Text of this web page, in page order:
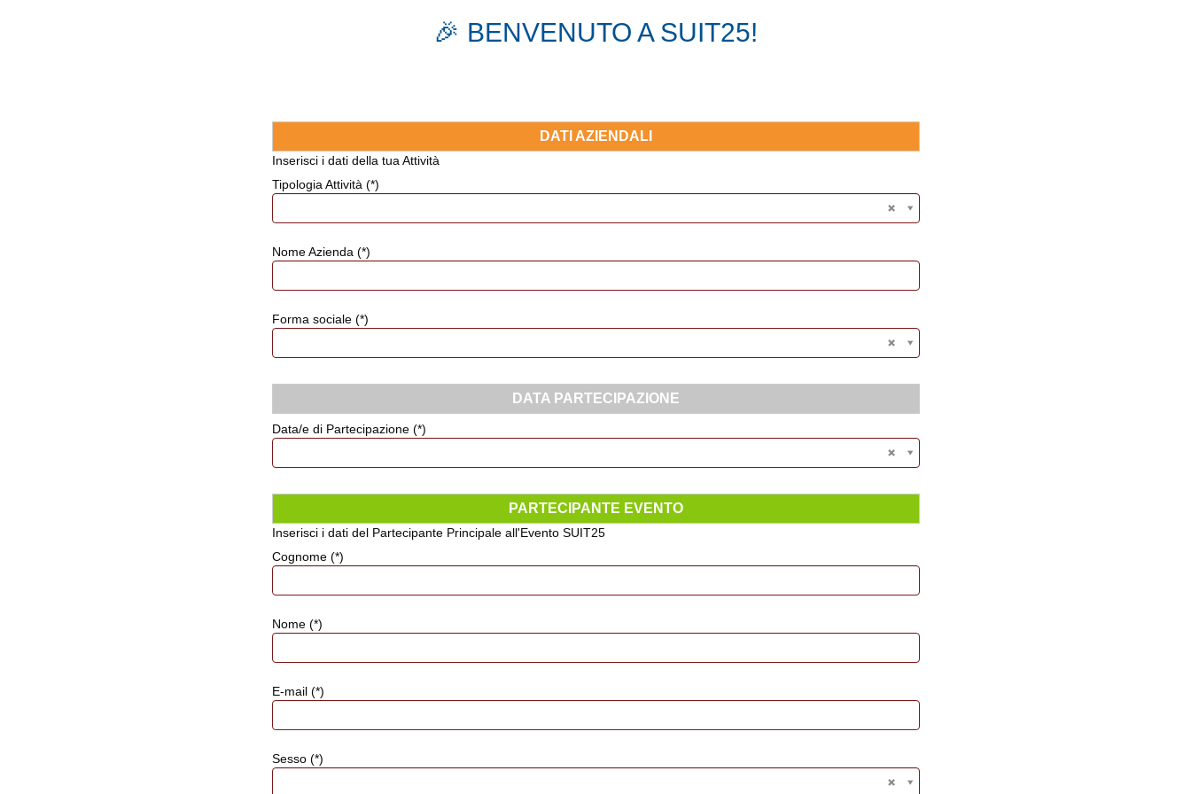
🎉 BENVENUTO A SUIT25!
DATI AZIENDALI
Inserisci i dati della tua Attività
Tipologia Attività (*)
Attività
Nome Azienda (*)
Forma sociale (*)
sociale
DATA PARTECIPAZIONE
Data/e di Partecipazione (*)
PARTECIPANTE EVENTO
Inserisci i dati del Partecipante Principale all'Evento SUIT25
Cognome (*)
Nome (*)
E-mail (*)
Sesso (*)